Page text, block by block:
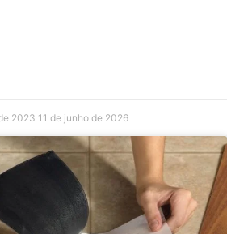
2023 11 de junho de 2026